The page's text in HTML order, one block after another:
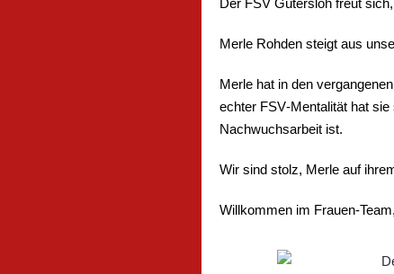
Der FSV Gütersloh freut
Merle Rohden steigt aus
Merle hat in den
echter FSV‑Mentalität hat
Nachwuchsarbeit ist.
Wir sind stolz, Merle auf
Willkommen im